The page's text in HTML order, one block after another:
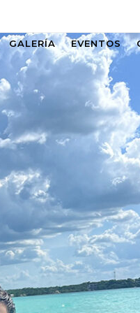
GALERÍA EVENTOS